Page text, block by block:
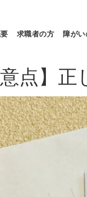
求職者の方 障が
意点】